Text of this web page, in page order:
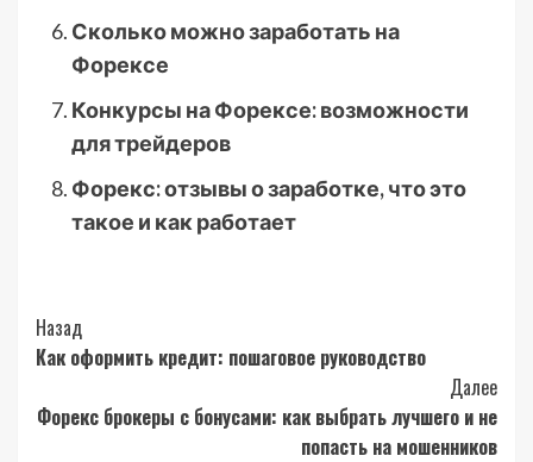
Сколько можно заработать на
Форексе
Конкурсы на Форексе: возможности
для трейдеров
Форекс: отзывы о заработке, что это
такое и как работает
Post
Navigation
Назад
Как оформить кредит: пошаговое руководство
Далее
Форекс брокеры с бонусами: как выбрать лучшего и не
попасть на мошенников